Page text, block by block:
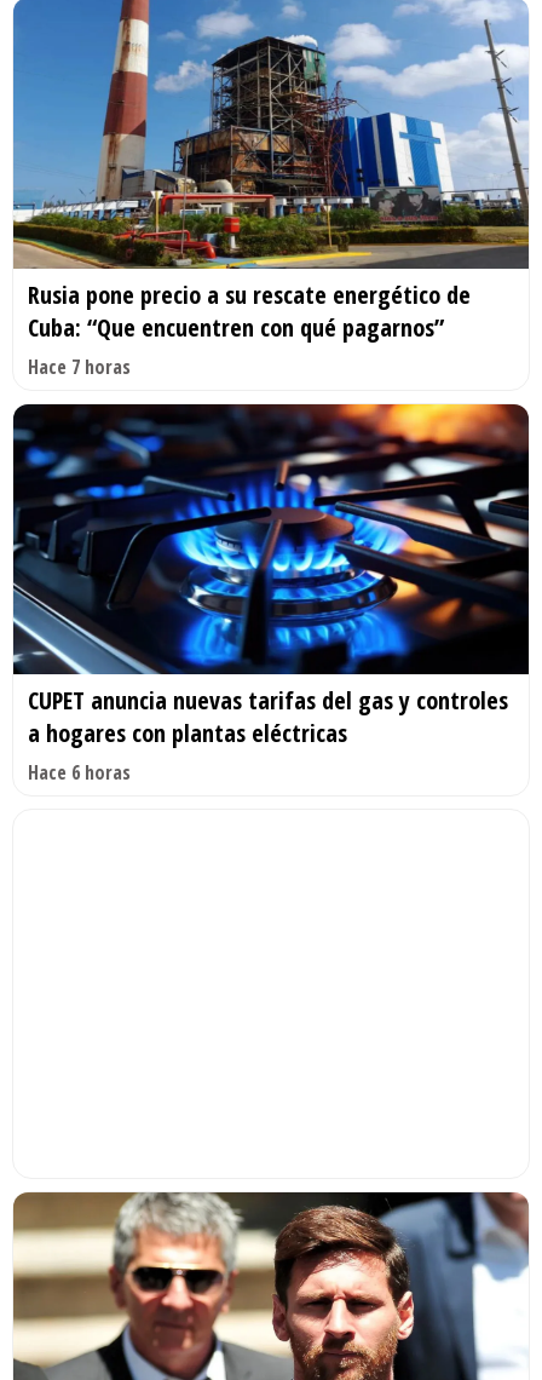
Rusia pone precio a su rescate energético de
Cuba: “Que encuentren con qué pagarnos”
Hace 7 horas
CUPET anuncia nuevas tarifas del gas y controles
a hogares con plantas eléctricas
Hace 6 horas